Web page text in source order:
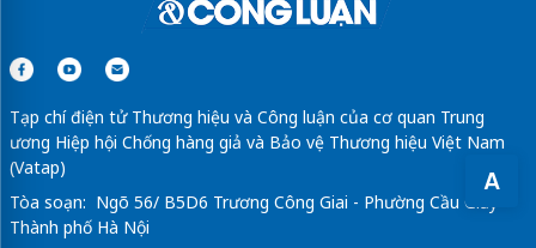
A
Tạp chí điện tử Thương hiệu và Công luận của cơ quan Trung
ương Hiệp hội Chống hàng giả và Bảo vệ Thương hiệu Việt Nam
(Vatap)
Tòa soạn: Ngõ 56/ B5D6 Trương Công Giai - Phường Cầu Giấy -
Thành phố Hà Nội